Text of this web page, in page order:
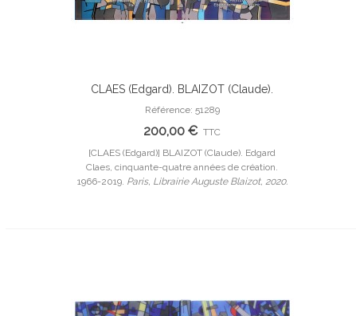
Ajouter Au Panier
CLAES (Edgard). BLAIZOT (Claude).
Edgard Claes, cinquante-quatre années
de création. 1966-2019. Edition originale.
Référence: 51289
200,00 € TTC
[CLAES (Edgard)] BLAIZOT (Claude). Edgard
Claes, cinquante-quatre années de création.
1966-2019. Paris, Librairie Auguste Blaizot, 2020.